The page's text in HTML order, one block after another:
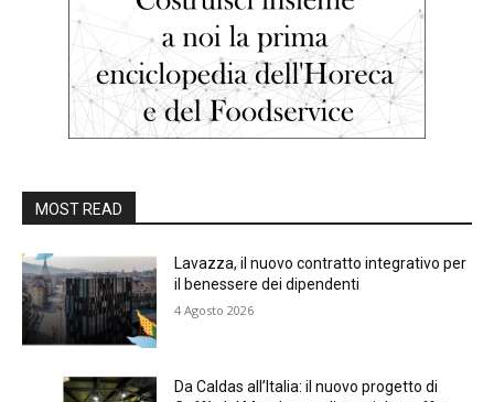
MOST READ
Lavazza, il nuovo contratto integrativo per
il benessere dei dipendenti
4 Agosto 2026
Da Caldas all’Italia: il nuovo progetto di